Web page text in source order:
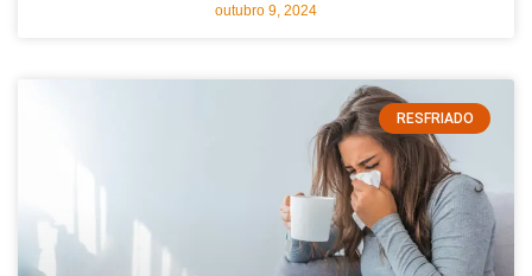
outubro 9, 2024
RESFRIADO